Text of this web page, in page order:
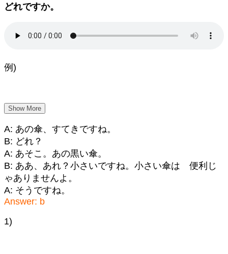
どれですか。
例)
Show More
A: あの傘、すてきですね。
B: どれ？
A: あそこ。あの黒い傘。
B: ああ、あれ？小さいですね。小さい傘は 便利じ
ゃありませんよ。
A: そうですね。
Answer: b
1)